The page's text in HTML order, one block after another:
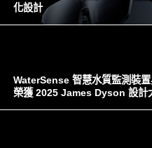
化設計
WaterSense 智慧水質監測裝
榮獲 2025 James Dyson 設計